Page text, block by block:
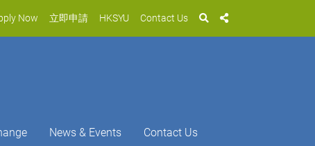
Now 立即申請 HKSYU Contact Us
News & Events Contact Us